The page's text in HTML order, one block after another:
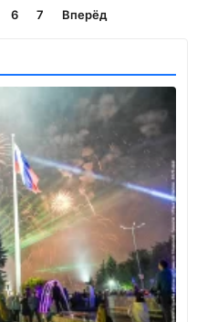
6 7 Вперёд